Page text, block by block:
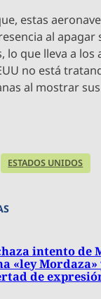
estas
al apagar
que lleva a los
no está
al mostrar
ESTADOS UNIDOS
intento de
«ley Mordaza»
de